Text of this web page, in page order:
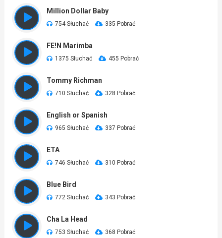
Million Dollar Baby
754 Słuchać 335 Pobrać
FE!N Marimba
1375 Słuchać 455 Pobrać
Tommy Richman
710 Słuchać 328 Pobrać
English or Spanish
965 Słuchać 337 Pobrać
ETA
746 Słuchać 310 Pobrać
Blue Bird
772 Słuchać 343 Pobrać
Cha La Head
753 Słuchać 368 Pobrać